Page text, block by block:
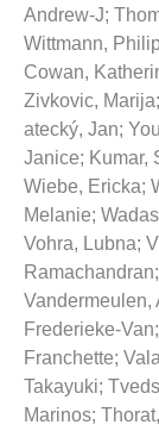
Andrew-J;
Wittmann,
Cowan,
Zivkovic, Marija;
atecký, Jan;
Janice; Kumar,
Wiebe, Ericka;
Melanie;
Vohra, Lubna;
Ramachandran;
Vandermeulen,
Frederieke-Van;
Franchette;
Takayuki;
Marinos;